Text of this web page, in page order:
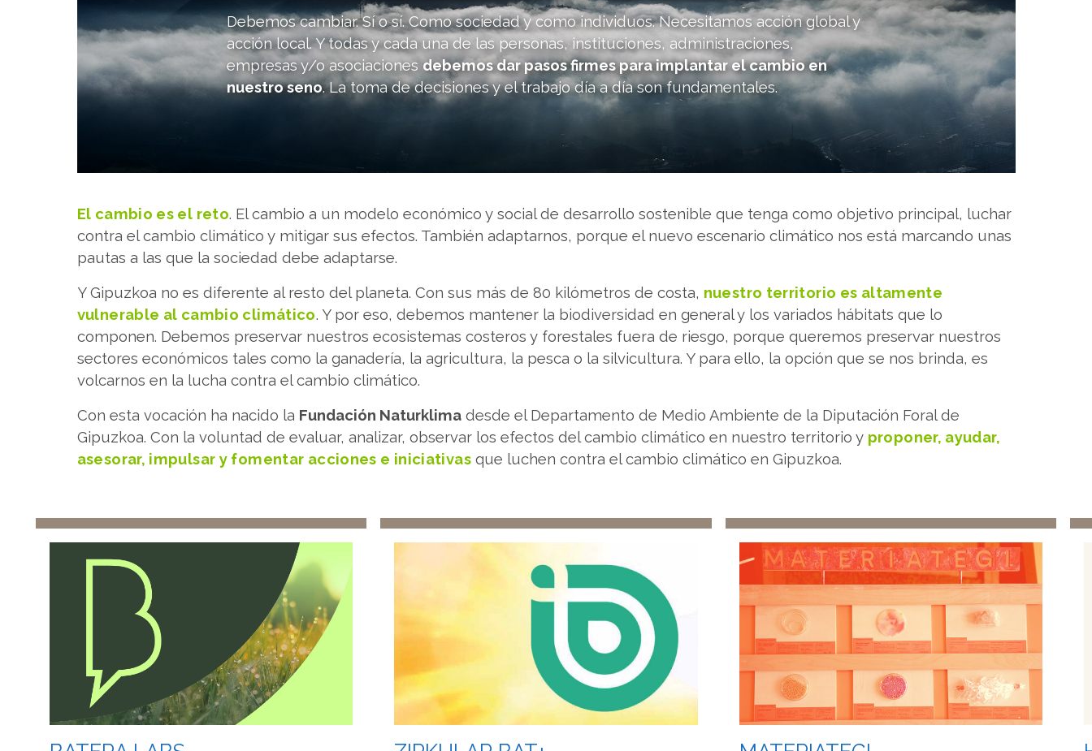
Debemos cambiar. Sí o sí. Como sociedad y como individuos. Necesitamos acción global y
acción local. Y todas y cada una de las personas, instituciones, administraciones,
empresas y/o asociacionesdebemos dar pasos firmes para implantar el cambio en
nuestro seno. La toma de decisiones y el trabajo día a día son fundamentales.
El cambio es el reto. El cambio a un modelo económico y social de desarrollo sostenible que tenga como objetivo principal, luchar
contra el cambio climático y mitigar sus efectos. También adaptarnos, porque el nuevo escenario climático nos está marcando unas
pautas a las que la sociedad debe adaptarse.
Y Gipuzkoa no es diferente al resto del planeta. Con sus más de 80 kilómetros de costa, nuestro territorio es altamente
vulnerable al cambio climático. Y por eso, debemos mantener la biodiversidad en general y los variados hábitats que lo
componen. Debemos preservar nuestros ecosistemas costeros y forestales fuera de riesgo, porque queremos preservar nuestros
sectores económicos tales como la ganadería, la agricultura, la pesca o la silvicultura. Y para ello, la opción que se nos brinda, es
volcarnos en la lucha contra el cambio climático.
Con esta vocación ha nacido la Fundación Naturklimadesde el Departamento de Medio Ambiente de la Diputación Foral de
Gipuzkoa. Con la voluntad de evaluar, analizar, observar los efectos del cambio climático en nuestro territorio y proponer, ayudar,
asesorar, impulsar y fomentar acciones e iniciativasque luchen contra el cambio climático en Gipuzkoa.